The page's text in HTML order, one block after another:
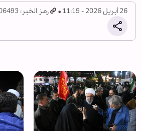
26 أبريل 2026 - 11:19 رمز الخبر: 1806493